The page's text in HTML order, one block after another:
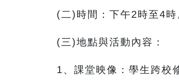
(二)時間：下午2時至4時
(三)地點與活動內容：
1、課堂映像：學生跨校